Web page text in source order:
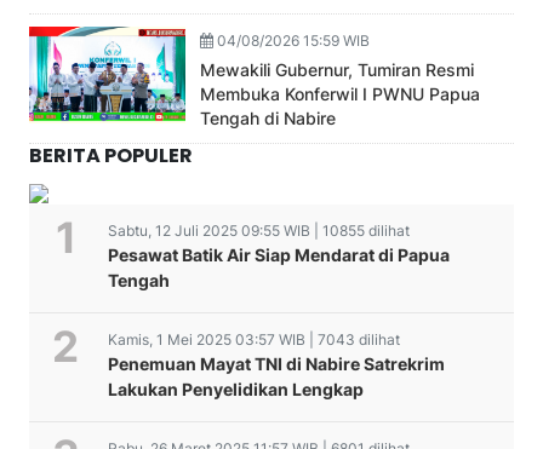
04/08/2026 15:59 WIB
Mewakili Gubernur, Tumiran Resmi
Membuka Konferwil I PWNU Papua
Tengah di Nabire
BERITA POPULER
Sabtu, 12 Juli 2025 09:55 WIB | 10855 dilihat
Pesawat Batik Air Siap Mendarat di Papua
Tengah
Kamis, 1 Mei 2025 03:57 WIB | 7043 dilihat
Penemuan Mayat TNI di Nabire Satrekrim
Lakukan Penyelidikan Lengkap